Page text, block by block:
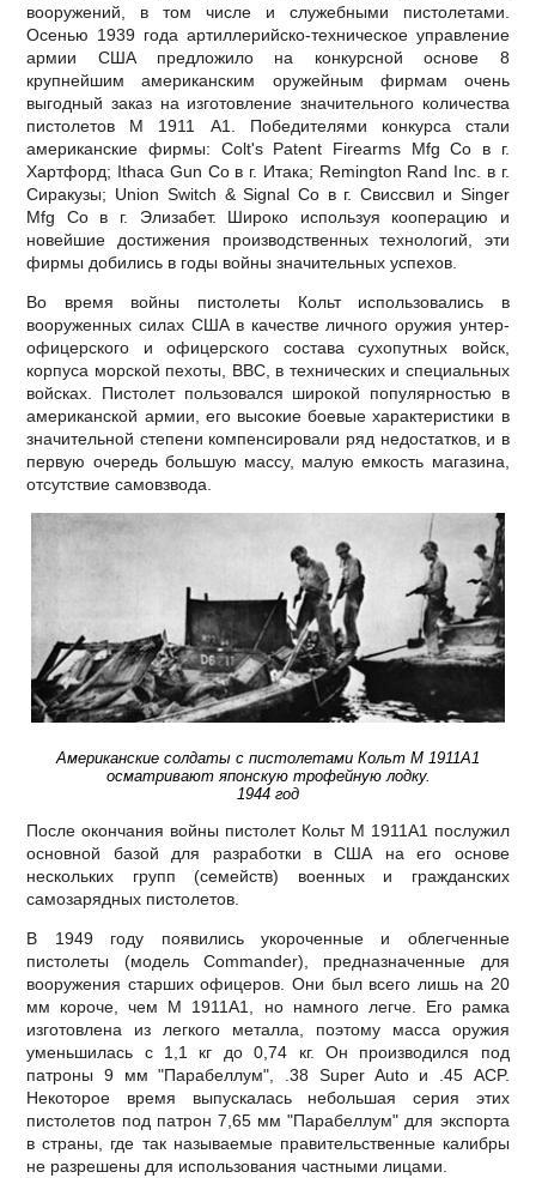
вооружений, в том числе и служебными пистолетами.
Осенью 1939 года артиллерийско-техническое управление
армии США предложило на конкурсной основе 8
крупнейшим американским оружейным фирмам очень
выгодный заказ на изготовление значительного количества
пистолетов М 1911 А1. Победителями конкурса стали
американские фирмы: Colt's Patent Firearms Mfg Co в г.
Хартфорд; Ithaca Gun Co в г. Итака; Remington Rand Inc. в г.
Сиракузы; Union Switch & Signal Co в г. Свиссвил и Singer
Mfg Co в г. Элизабет. Широко используя кооперацию и
новейшие достижения производственных технологий, эти
фирмы добились в годы войны значительных успехов.
Во время войны пистолеты Кольт использовались в
вооруженных силах США в качестве личного оружия унтер-
офицерского и офицерского состава сухопутных войск,
корпуса морской пехоты, ВВС, в технических и специальных
войсках. Пистолет пользовался широкой популярностью в
американской армии, его высокие боевые характеристики в
значительной степени компенсировали ряд недостатков, и в
первую очередь большую массу, малую емкость магазина,
отсутствие самовзвода.
Американские солдаты с пистолетами Кольт М 1911А1
осматривают японскую трофейную лодку.
1944 год
После окончания войны пистолет Кольт М 1911А1 послужил
основной базой для разработки в США на его основе
нескольких групп (семейств) военных и гражданских
самозарядных пистолетов.
В 1949 году появились укороченные и облегченные
пистолеты (модель Commander), предназначенные для
вооружения старших офицеров. Они был всего лишь на 20
мм короче, чем М 1911А1, но намного легче. Его рамка
изготовлена из легкого металла, поэтому масса оружия
уменьшилась с 1,1 кг до 0,74 кг. Он производился под
патроны 9 мм "Парабеллум", .38 Super Auto и .45 АCP.
Некоторое время выпускалась небольшая серия этих
пистолетов под патрон 7,65 мм "Парабеллум" для экспорта
в страны, где так называемые правительственные калибры
не разрешены для использования частными лицами.